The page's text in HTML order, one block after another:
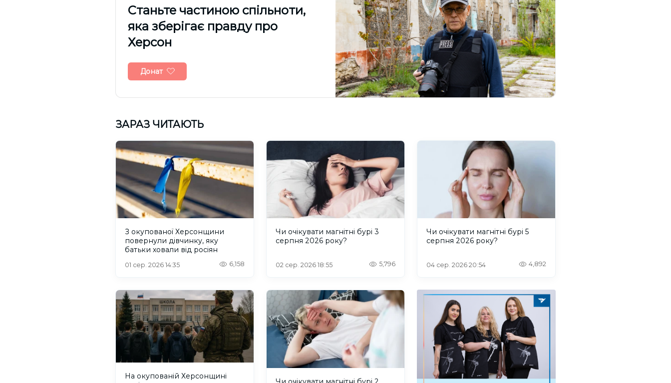
Cтаньте частиною спільноти,
яка зберігає правду про
Херсон
Донат
ЗАРАЗ ЧИТАЮТЬ
З окупованої Херсонщини
повернули дівчинку, яку
батьки ховали від росіян
01 сер. 2026 14:35 6,158
Чи очікувати магнітні бурі 3
серпня 2026 року?
02 сер. 2026 18:55 5,796
Чи очікувати магнітні бурі 5
серпня 2026 року?
04 сер. 2026 20:54 4,892
На окупованій Херсонщині